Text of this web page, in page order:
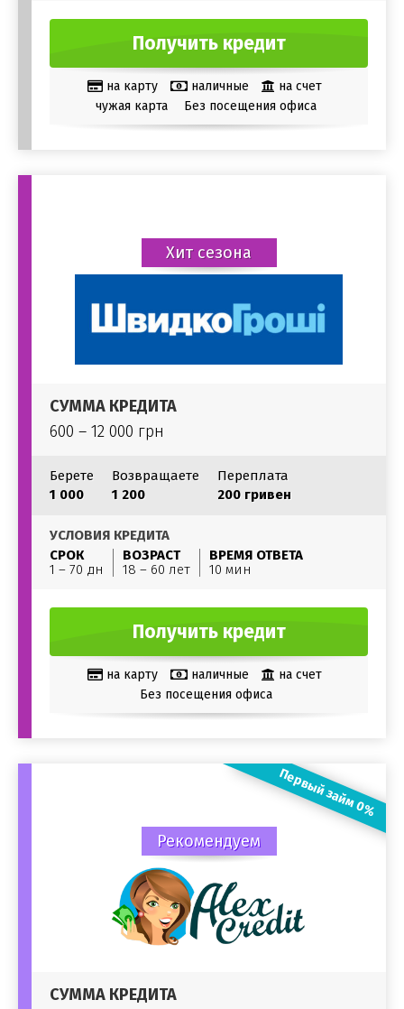
Получить кредит
на карту наличные
на счет
чужая карта
Без посещения офиса
Хит сезона
СУММА КРЕДИТА
600 – 12 000 грн
Берете
1 000
Возвращаете
1 200
Переплата
200 гривен
УСЛОВИЯ КРЕДИТА
СРОК
1 – 70 дн
ВОЗРАСТ
18 – 60 лет
ВРЕМЯ ОТВЕТА
10 мин
Получить кредит
на карту наличные
на счет
Без посещения офиса
Рекомендуем
СУММА КРЕДИТА
Первый займ 0%